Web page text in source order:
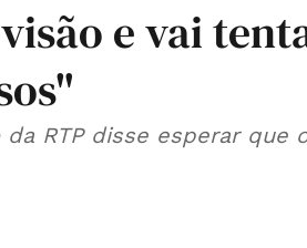
e vai
RTP disse esperar que